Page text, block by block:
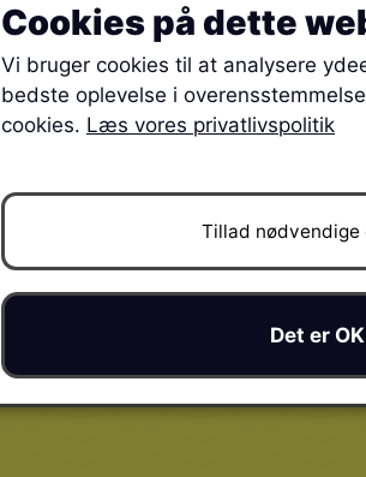
Cookies på dette
Vi bruger cookies til at analysere
bedste oplevelse i
cookies. Læs vores privatlivspolitik
Tillad nødvendige
Det er OK